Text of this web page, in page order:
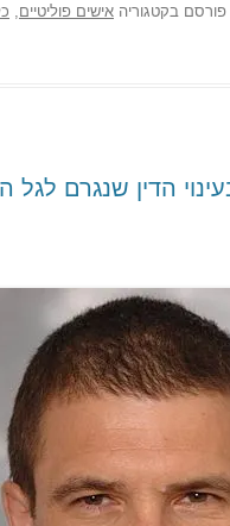
פורסם בקטגוריה אישים פוליטיים
הדין שנגרם לגל